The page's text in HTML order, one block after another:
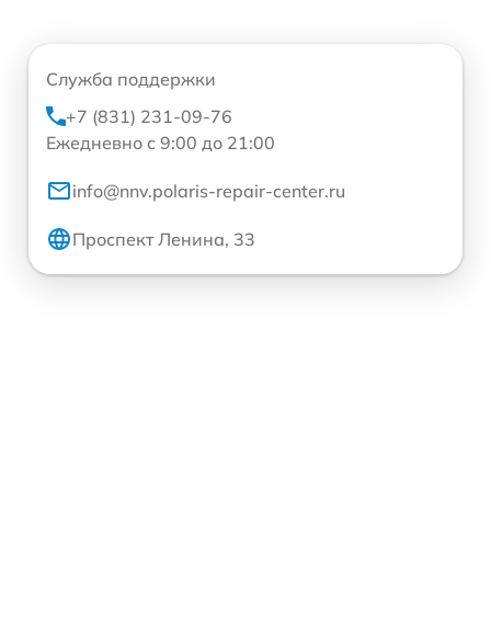
Служба поддержки
+7 (831) 231-09-76
Ежедневно с 9:00 до 21:00
info@nnv.polaris-repair-center.ru
Проспект Ленина, 33